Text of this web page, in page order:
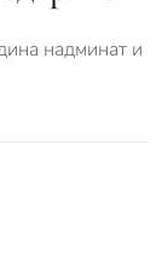
надминат и